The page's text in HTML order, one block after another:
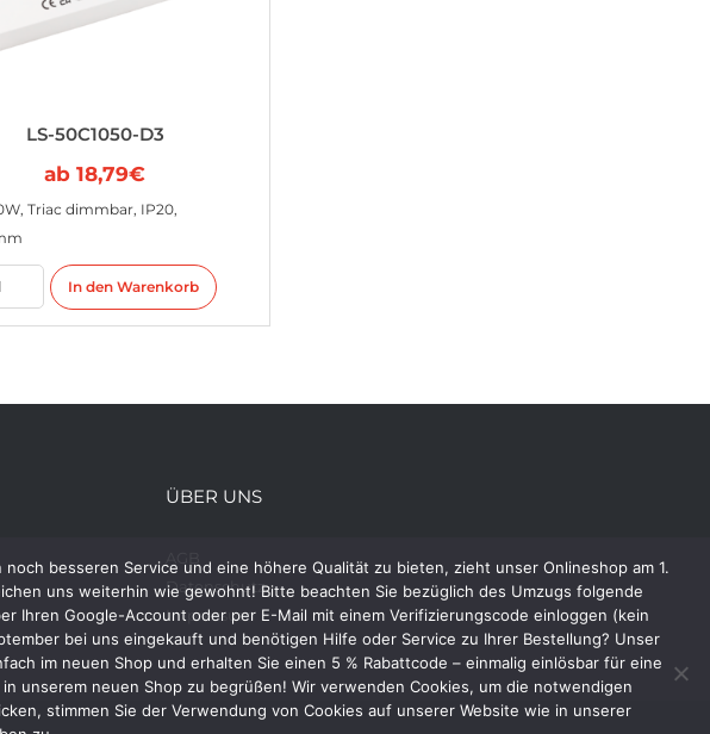
LS-50C1050-D3
ab18,79€
Triac dimmbar, IP20,
In den Warenkorb
ÜBER UNS
Datenschutz
Impressum
besseren Service und eine höhere Qualität zu bieten, zieht unser Onlineshop am 1.
uns weiterhin wie gewohnt! Bitte beachten Sie bezüglich des Umzugs folgende
Ihren Google-Account oder per E-Mail mit einem Verifizierungscode einloggen (kein
bei uns eingekauft und benötigen Hilfe oder Service zu Ihrer Bestellung? Unser
im neuen Shop und erhalten Sie einen 5 % Rabattcode – einmalig einlösbar für eine
unserem neuen Shop zu begrüßen! Wir verwenden Cookies, um die notwendigen
stimmen Sie der Verwendung von Cookies auf unserer Website wie in unserer